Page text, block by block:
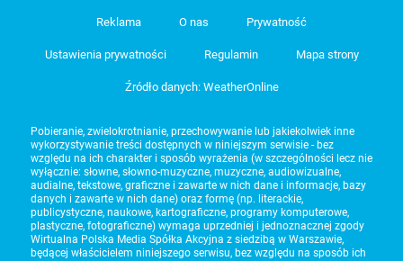
Reklama O nas Prywatność
Ustawienia prywatności Regulamin Mapa strony
Źródło danych: WeatherOnline
Pobieranie, zwielokrotnianie, przechowywanie lub jakiekolwiek inne
wykorzystywanie treści dostępnych w niniejszym serwisie - bez
względu na ich charakter i sposób wyrażenia (w szczególności lecz nie
wyłącznie: słowne, słowno-muzyczne, muzyczne, audiowizualne,
audialne, tekstowe, graficzne i zawarte w nich dane i informacje, bazy
danych i zawarte w nich dane) oraz formę (np. literackie,
publicystyczne, naukowe, kartograficzne, programy komputerowe,
plastyczne, fotograficzne) wymaga uprzedniej i jednoznacznej zgody
Wirtualna Polska Media Spółka Akcyjna z siedzibą w Warszawie,
będącej właścicielem niniejszego serwisu, bez względu na sposób ich